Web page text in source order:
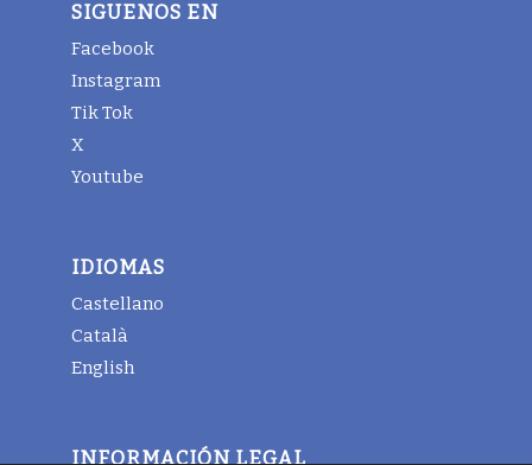
SIGUENOS EN
Facebook
Instagram
Tik Tok
X
Youtube
IDIOMAS
Castellano
Català
English
INFORMACIÓN LEGAL